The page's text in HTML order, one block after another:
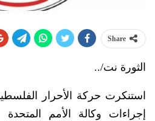
Share
الثورة نت/..
استنكرت حركة الأحرار
إجراءات وكالة الأمم